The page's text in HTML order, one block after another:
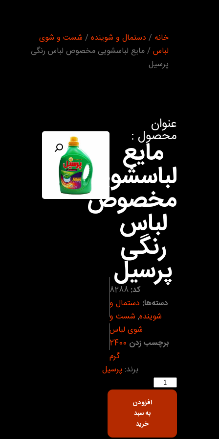
خانه / دستمال و شوینده/ شست و شوی
لباس/ مایع لباسشویی مخصوص لباس رنگی
پرسیل
عنوان
محصول :
مایع
لباسشویی
مخصوص
لباس
رنگی
پرسیل
کد:8288
دسته‌ها: دستمال و
شوینده, شست و
شوی لباس
برچسب زدن 2400
گرم
برند: پرسیل
افزودن
به سبد
خرید